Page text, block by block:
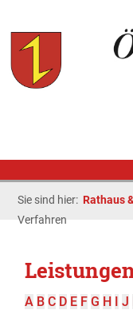
Sie sind hier: Rathaus
Verfahren
A B C D E F G H I J